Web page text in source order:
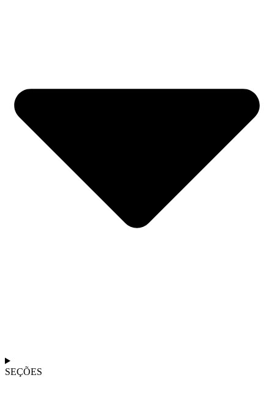
SEÇÕES